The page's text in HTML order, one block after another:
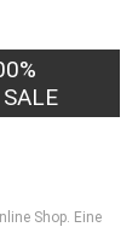
Shop. Eine